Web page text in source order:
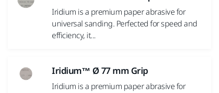
Iridium is a premium paper abrasive for
universal sanding. Perfected for speed and
efficiency, it...
Iridium™ Ø 77 mm Grip
Iridium is a premium paper abrasive for